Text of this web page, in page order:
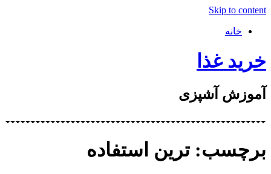
Skip to content
خانه
خرید غذا
آموزش آشپزی
برچسب: ترین استفاده